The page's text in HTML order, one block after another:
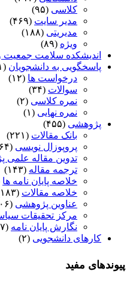
کلاسی (۹۵)
مدیر سایت (۴۶۹)
مدیریتی (۱۸۸)
ویژه (۸۹)
اندیشکده سلامت جمعیت
پاسخگویی به دانشجویان (۷۱)
درخواست ها (۱۲)
سوالات (۳۴)
نمره کلاسی (۲)
نمره نهایی (۱)
پژوهشی (۴۵۵)
بانک مقالات (۲۲۱)
پروپوزال نویسی (۶۴)
تدوین مقاله علمی
ترجمه مقاله (۱۴۳)
خلاصه پایان نامه ها
خلاصه مقالات (۱۸۳)
عناوین پژوهشی (۱۰۶)
مرکز تحقیقات
نگارش پایان نامه (۴۷)
کارهای دانشجویی (۲)
پیوندهای مفید